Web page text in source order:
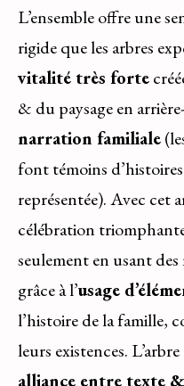
L’ensemble offre une
rigide que les arbres
vitalité très forte
& du paysage en
narration familiale
font témoins
représentée). Avec cet
célébration
seulement en usant
grâce à l’usage
l’histoire de la famille,
leurs existences.
alliance entre texte &